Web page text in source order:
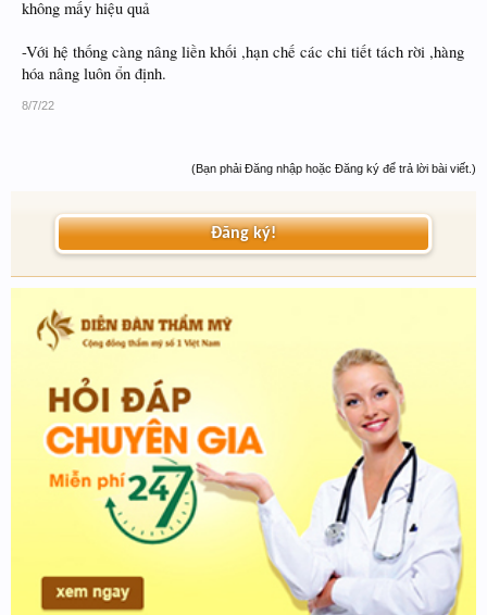
không mấy hiệu quả
-Với hệ thống càng nâng liền khối ,hạn chế các chi tiết tách rời ,hàng
hóa nâng luôn ổn định.
8/7/22
(Bạn phải Đăng nhập hoặc Đăng ký để trả lời bài viết.)
Đăng ký!